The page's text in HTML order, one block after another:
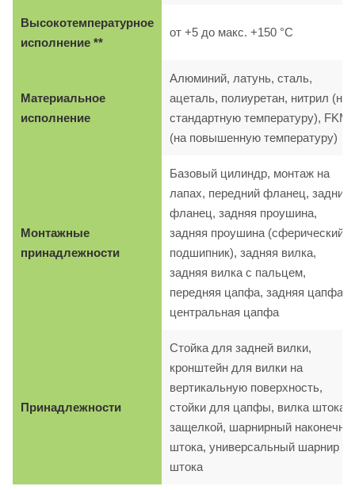
Высокотемпературное
исполнение **
от +5 до макс. +150 °C
Материальное
исполнение
Алюминий, латунь, сталь,
ацеталь, полиуретан, нитрил (на
стандартную температуру), FKM
(на повышенную температуру)
Монтажные
принадлежности
Базовый цилиндр, монтаж на
лапах, передний фланец, задний
фланец, задняя проушина,
задняя проушина (сферический
подшипник), задняя вилка,
задняя вилка с пальцем,
передняя цапфа, задняя цапфа,
центральная цапфа
Принадлежности
Стойка для задней вилки,
кронштейн для вилки на
вертикальную поверхность,
стойки для цапфы, вилка штока с
защелкой, шарнирный
штока, универсальный шарнир
штока